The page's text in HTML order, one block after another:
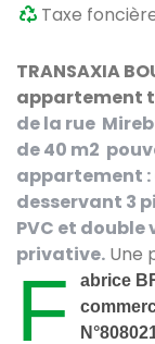
Taxe
TRANSAXIA
appartement
de la rue
de 40 m2
appartement :
desservant 3
PVC et
privative. Une
F abrice